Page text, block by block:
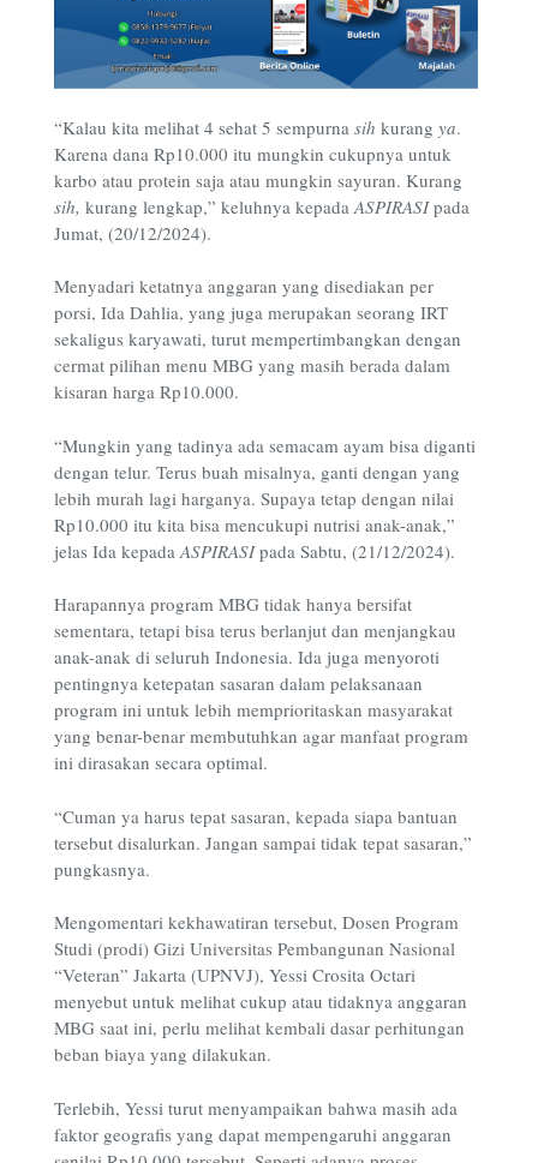
“Kalau kita melihat 4 sehat 5 sempurna sih kurang ya.
Karena dana Rp10.000 itu mungkin cukupnya untuk
karbo atau protein saja atau mungkin sayuran. Kurang
sih, kurang lengkap,” keluhnya kepada ASPIRASIpada
Jumat, (20/12/2024).
Menyadari ketatnya anggaran yang disediakan per
porsi, Ida Dahlia, yang juga merupakan seorang IRT
sekaligus karyawati, turut mempertimbangkan dengan
cermat pilihan menu MBG yang masih berada dalam
kisaran harga Rp10.000.
“Mungkin yang tadinya ada semacam ayam bisa diganti
dengan telur. Terus buah misalnya, ganti dengan yang
lebih murah lagi harganya. Supaya tetap dengan nilai
Rp10.000 itu kita bisa mencukupi nutrisi anak-anak,”
jelas Ida kepada ASPIRASIpada Sabtu, (21/12/2024).
Harapannya program MBG tidak hanya bersifat
sementara, tetapi bisa terus berlanjut dan menjangkau
anak-anak di seluruh Indonesia. Ida juga menyoroti
pentingnya ketepatan sasaran dalam pelaksanaan
program ini untuk lebih memprioritaskan masyarakat
yang benar-benar membutuhkan agar manfaat program
ini dirasakan secara optimal.
“Cuman ya harus tepat sasaran, kepada siapa bantuan
tersebut disalurkan. Jangan sampai tidak tepat sasaran,”
pungkasnya.
Mengomentari kekhawatiran tersebut, Dosen Program
Studi (prodi) Gizi Universitas Pembangunan Nasional
“Veteran” Jakarta (UPNVJ), Yessi Crosita Octari
menyebut untuk melihat cukup atau tidaknya anggaran
MBG saat ini, perlu melihat kembali dasar perhitungan
beban biaya yang dilakukan.
Terlebih, Yessi turut menyampaikan bahwa masih ada
faktor geografis yang dapat mempengaruhi anggaran